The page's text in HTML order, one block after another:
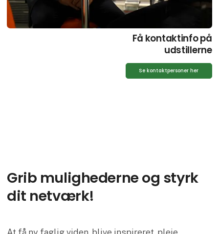
Få kontaktinfo på
udstillerne
Se kontaktpersoner her
Grib mulighederne og styrk
dit netværk!